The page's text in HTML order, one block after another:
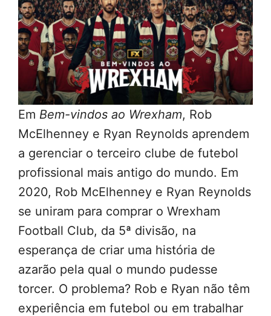
Em Bem-vindos ao Wrexham, Rob
McElhenney e Ryan Reynolds aprendem
a gerenciar o terceiro clube de futebol
profissional mais antigo do mundo. Em
2020, Rob McElhenney e Ryan Reynolds
se uniram para comprar o Wrexham
Football Club, da 5ª divisão, na
esperança de criar uma história de
azarão pela qual o mundo pudesse
torcer. O problema? Rob e Ryan não têm
experiência em futebol ou em trabalhar